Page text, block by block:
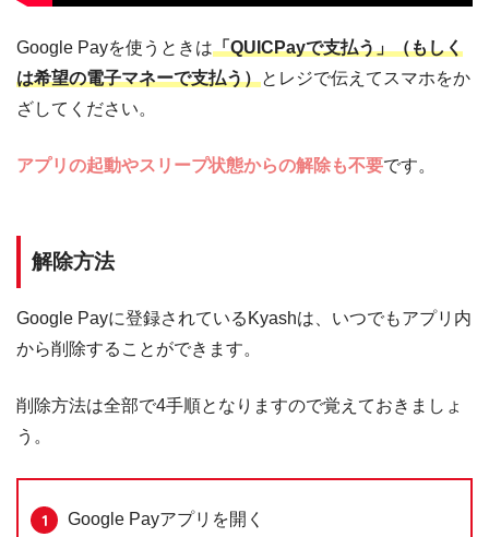
Google Payを使うときは「QUICPayで支払う」（もしく
は希望の電子マネーで支払う）とレジで伝えてスマホをか
ざしてください。
アプリの起動やスリープ状態からの解除も不要です。
解除方法
Google Payに登録されているKyashは、いつでもアプリ内
から削除することができます。
削除方法は全部で4手順となりますので覚えておきましょ
う。
Google Payアプリを開く